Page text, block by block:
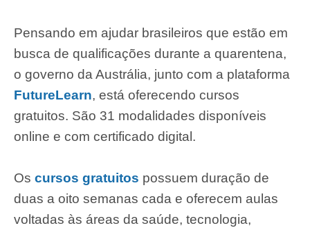
Pensando em ajudar brasileiros que estão em
busca de qualificações durante a quarentena,
o governo da Austrália, junto com a plataforma
FutureLearn, está oferecendo cursos
gratuitos. São 31 modalidades disponíveis
online e com certificado digital.
Os cursos gratuitos possuem duração de
duas a oito semanas cada e oferecem aulas
voltadas às áreas da saúde, tecnologia,